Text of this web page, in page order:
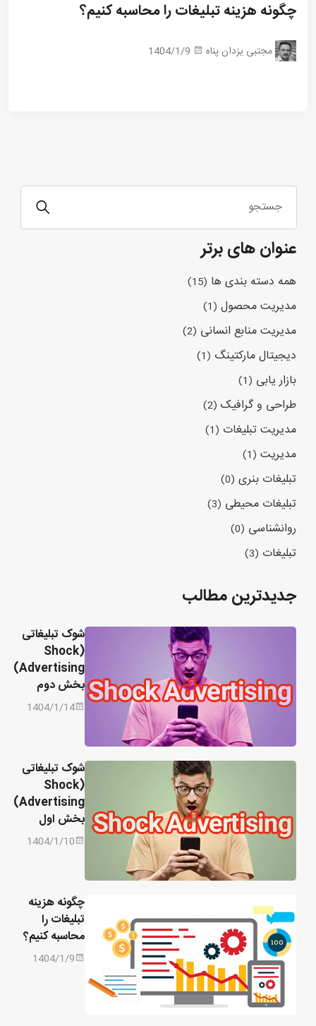
چگونه هزینه تبلیغات را محاسبه کنیم؟
مجتبی یزدان پناه 1404/1/9
عنوان های برتر
همه دسته بندی ها (15)
مدیریت محصول (1)
مدیریت منابع انسانی (2)
دیجیتال مارکتینگ (1)
بازار یابی (1)
طراحی و گرافیک (2)
مدیریت تبلیغات (1)
مدیریت (1)
تبلیغات بنری (0)
تبلیغات محیطی (3)
روانشناسی (0)
تبلیغات (3)
جدیدترین مطالب
شوک تبلیغاتی
(Shock
Advertising)
بخش دوم
1404/1/14
شوک تبلیغاتی
(Shock
Advertising)
بخش اول
1404/1/10
چگونه هزینه
تبلیغات را
محاسبه کنیم؟
1404/1/9